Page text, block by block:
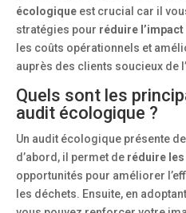
écologique est crucial car il
stratégies pour réduire
les coûts opérationnels et
auprès des clients soucieux de
Quels sont les
audit écologique ?
Un audit écologique présente
d’abord, il permet de réduire
opportunités pour améliorer
les déchets. Ensuite, en